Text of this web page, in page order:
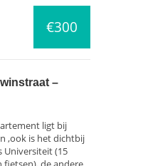
€300
–
ligt bij
,ook is het dichtbij
Universiteit (15